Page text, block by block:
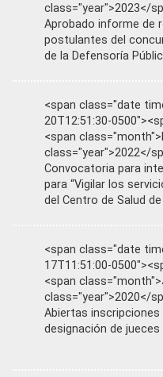
class="year">2023</
Aprobado informe de
postulantes del
de la Defensoría
<span class="date
20T12:51:30-
<span
class="year">2022</
Convocatoria para
para “Vigilar los
del Centro de Salud
<span class="date
17T11:51:00-
<span
class="year">2020</
Abiertas
designación de jueces